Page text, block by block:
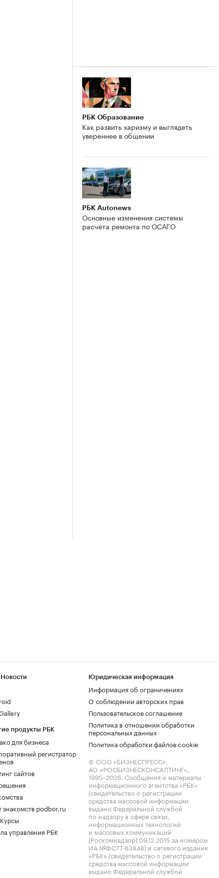
РБК Образование
Как развить харизму и выглядеть
увереннее в общении
РБК Autonews
Основные изменения системы
расчета ремонта по ОСАГО
продукты РБК
для бизнеса
регистратор
сайтов
знакомств podbor.ru
управления РБК
Юридическая информация
Информация об ограничениях
О соблюдении авторских прав
Пользовательское соглашение
Политика в отношении обработки
персональных данных
Политика обработки файлов cookie
© ООО «БИЗНЕСПРЕСС»,
АО «РОСБИЗНЕСКОНСАЛТИНГ»,
1995–2026. Сообщения и материалы
информационного агентства «РБК»
(свидетельство о регистрации
средства массовой информации
выдано Федеральной службой
по надзору в сфере связи,
информационных технологий
и массовых коммуникаций
(Роскомнадзор) 09.12.2015 за номером
ИА №ФС77-63848) и сетевого издания
«РБК» (свидетельство о регистрации
средства массовой информации
выдано Федеральной службой